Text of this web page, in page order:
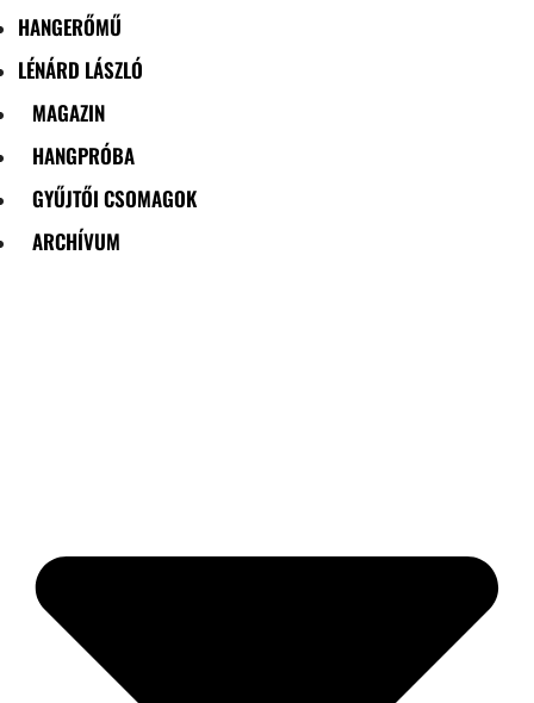
HANGERŐMŰ
LÉNÁRD LÁSZLÓ
MAGAZIN
HANGPRÓBA
GYŰJTŐI CSOMAGOK
ARCHÍVUM